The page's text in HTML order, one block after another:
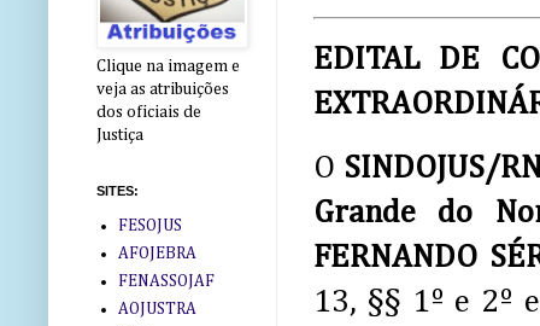
EDITAL DE
O SINDOJUS/
Grande do
FERNANDO
13, §§ 1º e 2º
Clique na imagem e
veja as atribuições
dos oficiais de
Justiça
SITES:
FESOJUS
AFOJEBRA
FENASSOJAF
AOJUSTRA